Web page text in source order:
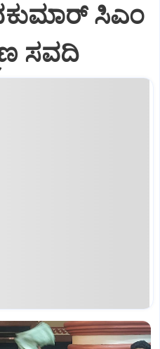
ಸಿಎಂ
ಸವದಿ